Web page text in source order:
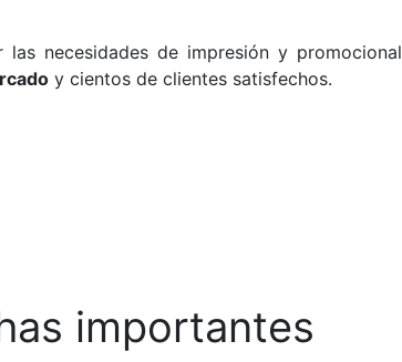
las necesidades de impresión y
y cientos de clientes satisfechos.
importantes